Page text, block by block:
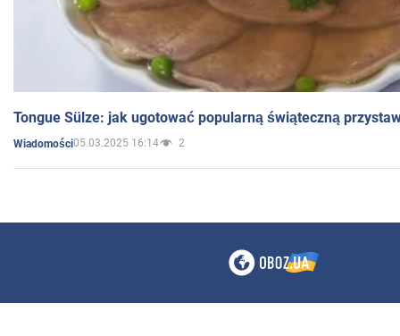
Tongue Sülze: jak ugotować popularną świąteczną
Wiadomości05.03.2025 16:14 2